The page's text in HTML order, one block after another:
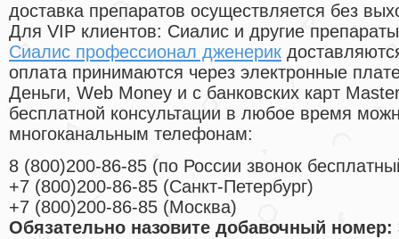
доставка препаратов осуществляется без
Для VIP клиентов: Сиалис и другие
Сиалис профессионал дженерик
оплата принимаются через электронные
Деньги, Web Money и с банковских карт
бесплатной консультации в любое время
многоканальным телефонам:
8 (800)200-86-85 (по России звонок
+7 (800)200-86-85 (Санкт-Петербург)
+7 (800)200-86-85 (Москва)
Обязательно назовите добавочный номер: